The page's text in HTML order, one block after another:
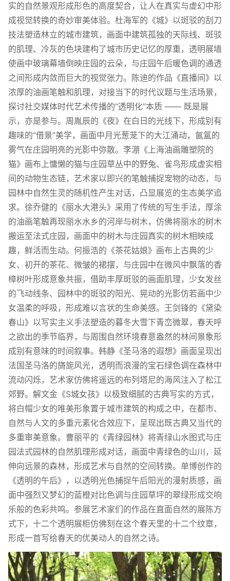
实的自然景观形成形色的高度契合，让人在真实与虚幻中形
成视觉转换的奇妙审美体验。杜海军的《城》以斑驳的刮刀
技法塑造林立的城市建筑，画面中建筑孤独的天际线、斑驳
的肌理、冷灰的色块建构了城市历史记忆的厚重，透明展墙
使画中玻璃幕墙倒映庄园的云朵，与庄园午后暖色调的通透
之间形成内敛而巨大的视觉张力。陈迪的作品《直播间》以
浓厚的油画笔触和肌理，对接当下的时代议题与生活场景，
探讨社交媒体时代艺术传播的“透明化”本质 —— 既是展
示，亦是参与。周胤辰的《夜》在白日的光线下，形成别有
趣味的“借景”美学，画面中月光葱茏下的大江涌动，氤氲的
雾气在庄园明亮的光影中弥散。李淜《上海油画雕塑院的
猫》画布上慵懒的猫与庄园草丛中的野兔、雀鸟形成虚实相
间的动物生态链，艺术家以即兴的笔触捕捉宠物的动态，与
园林中自然生灵的随机性产生对话，凸显展览的生态美学追
求。徐乔健的《丽水大港头》采用了传统的写生手法，厚涂
的油画笔触再现丽水水乡的河岸与树木，仿佛将丽水的树木
搬运至法式庄园，画面中的树木与庄园真实的树木相映成
趣，鲜活而生动。何振浩的《茶花姑娘》画布上古典的少
女、初开的茶花、微皱的裙摆，与庄园中在微风中飘落的香
樟树叶形成意象共振，借助丰厚斑驳的画面肌理，少女发丝
的飞动线条、园林中的斑驳的阳光、晃动的光影仿若画中少
女温柔的呼吸，形成难以言状的生命美感。王剑锋的《黛染
春山》以写实主义手法塑造的暮冬大雪下青峦微翠，春天呼
之欲出的季节临界，与周围自然环境春意盎然的林间景象形
成别有意味的时间叙事。韩静《圣马洛的遐想》画面呈现出
法国圣马洛的旖旎风光，透明而浪漫的宝石绿色调在森林中
流动闪烁，艺术家仿佛将遥远的布列塔尼的海风注入了松江
郊野。解文金《S城女孩》以极致细腻的古典写实的方式，
将白帽少女的唯美形象置于城市建筑的构成之中，在都市、
自然与人文的多重元素化合效应下，呈现出既古典又当代的
多重审美意象。曹丽平的《青绿园林》将青绿山水图式与庄
园法式园林的自然肌理形成对话，画面中青绿色的山川，延
伸向远景的森林，形成艺术与自然的空间转换。单博创作的
《透明的午后》，以透明光色捕捉午后阳光的漫射质感，画
面中强烈又梦幻的蓝橙对比色调与庄园草坪的翠绿形成交响
乐般的色彩共鸣。参展艺术家们的作品在直面自然的展陈方
式下，十二个透明展柜仿佛刻在这个春天里的十二个纹章，
形成一首写给春天的优美动人的自然之诗。